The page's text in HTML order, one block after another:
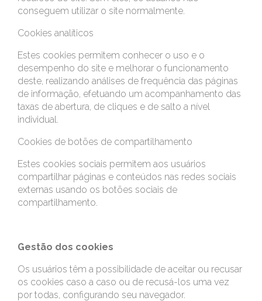
conseguem utilizar o site normalmente.
Cookies analíticos
Estes cookies permitem conhecer o uso e o
desempenho do site e melhorar o funcionamento
deste, realizando análises de frequência das páginas
de informação, efetuando um acompanhamento das
taxas de abertura, de cliques e de salto a nível
individual.
Cookies de botões de compartilhamento
Estes cookies sociais permitem aos usuários
compartilhar páginas e conteúdos nas redes sociais
externas usando os botões sociais de
compartilhamento.
Gestão dos cookies
Os usuários têm a possibilidade de aceitar ou recusar
os cookies caso a caso ou de recusá-los uma vez
por todas, configurando seu navegador.